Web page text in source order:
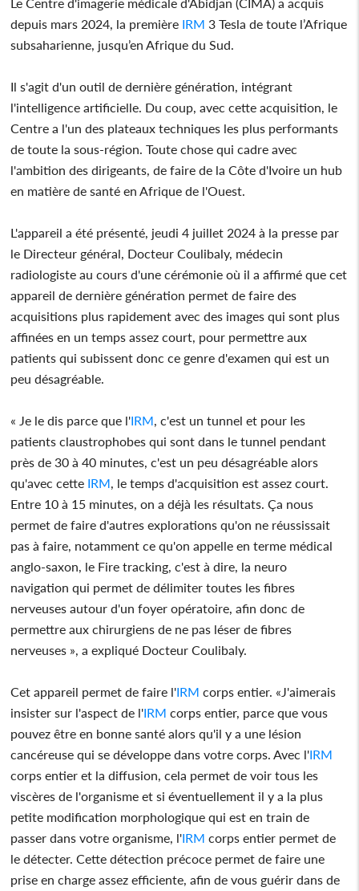
depuis mars 2024, la première IRM 3 Tesla de toute l’Afrique
subsaharienne, jusqu’en Afrique du Sud.
Il s'agit d'un outil de dernière génération, intégrant
l'intelligence artificielle. Du coup, avec cette acquisition, le
Centre a l'un des plateaux techniques les plus performants
de toute la sous-région. Toute chose qui cadre avec
l'ambition des dirigeants, de faire de la Côte d'Ivoire un hub
en matière de santé en Afrique de l'Ouest.
L'appareil a été présenté, jeudi 4 juillet 2024 à la presse par
le Directeur général, Docteur Coulibaly, médecin
radiologiste au cours d'une cérémonie où il a affirmé que cet
appareil de dernière génération permet de faire des
acquisitions plus rapidement avec des images qui sont plus
affinées en un temps assez court, pour permettre aux
patients qui subissent donc ce genre d'examen qui est un
peu désagréable.
« Je le dis parce que l'IRM, c'est un tunnel et pour les
patients claustrophobes qui sont dans le tunnel pendant
près de 30 à 40 minutes, c'est un peu désagréable alors
qu'avec cette IRM, le temps d'acquisition est assez court.
Entre 10 à 15 minutes, on a déjà les résultats. Ça nous
permet de faire d'autres explorations qu'on ne réussissait
pas à faire, notamment ce qu'on appelle en terme médical
anglo-saxon, le Fire tracking, c'est à dire, la neuro
navigation qui permet de délimiter toutes les fibres
nerveuses autour d'un foyer opératoire, afin donc de
permettre aux chirurgiens de ne pas léser de fibres
nerveuses », a expliqué Docteur Coulibaly.
Cet appareil permet de faire l'IRM corps entier. «J'aimerais
insister sur l'aspect de l'IRM corps entier, parce que vous
pouvez être en bonne santé alors qu'il y a une lésion
cancéreuse qui se développe dans votre corps. Avec l'IRM
corps entier et la diffusion, cela permet de voir tous les
viscères de l'organisme et si éventuellement il y a la plus
petite modification morphologique qui est en train de
passer dans votre organisme, l'IRM corps entier permet de
le détecter. Cette détection précoce permet de faire une
prise en charge assez efficiente, afin de vous guérir dans de